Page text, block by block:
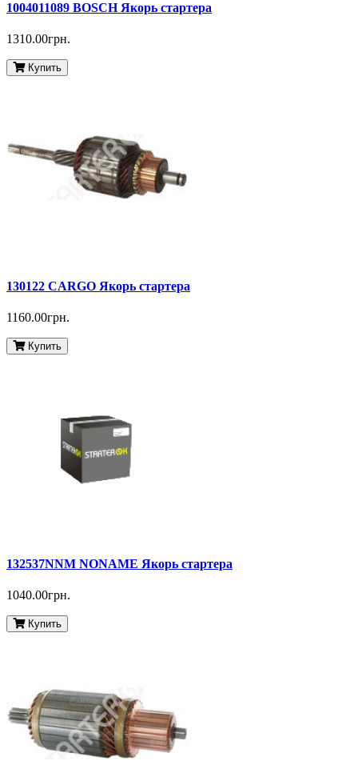
1004011089 BOSCH Якорь стартера
1310.00грн.
Купить
130122 CARGO Якорь стартера
1160.00грн.
Купить
132537NNM NONAME Якорь стартера
1040.00грн.
Купить